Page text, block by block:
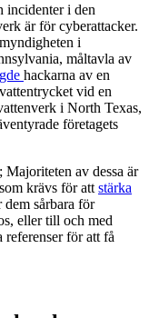
incidenter i den
är för cyberattacker.
i
måltavla av
hackarna av en
vid en
i North Texas,
företagets
av dessa är
krävs för att stärka
dem sårbara för
eller till och med
referenser för att få